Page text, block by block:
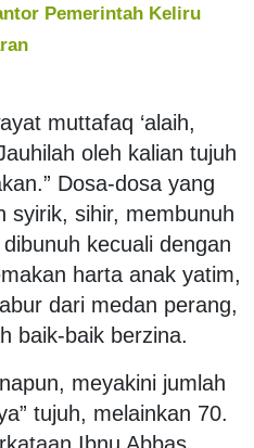
Pemerintah Keliru
muttafaq ‘alaih,
oleh kalian tujuh
Dosa-dosa yang
syirik, sihir, membunuh
kecuali dengan
harta anak yatim,
dari medan perang,
baik-baik berzina.
meyakini jumlah
tujuh, melainkan 70.